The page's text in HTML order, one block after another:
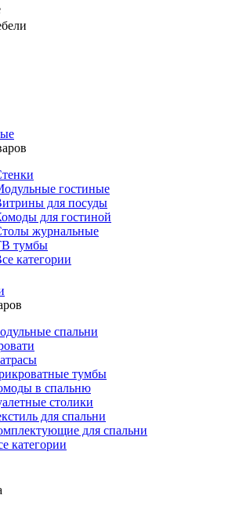
гостиные
для посуды
для гостиной
журнальные
тумбы
категории
спальни
тумбы
в спальню
столики
для спальни
для спальни
категории